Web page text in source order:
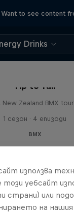
Want to see content
Drinks
Tip to Tail
New Zealand BMX tour
1 сезон · 4 епизоди
BMX
използва
този уебсайт
страни) или
на нашия